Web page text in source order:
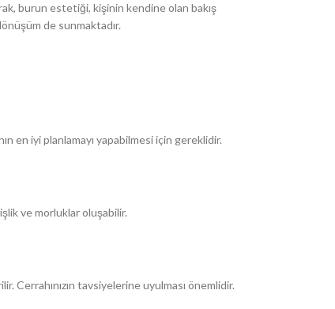
burun estetiği, kişinin kendine olan bakış
de sunmaktadır.
en iyi planlamayı yapabilmesi için gereklidir.
ve morluklar oluşabilir.
tavsiyelerine uyulması önemlidir.